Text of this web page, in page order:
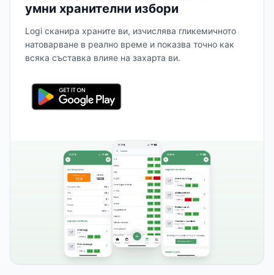
умни хранителни избори
Logi сканира храните ви, изчислява гликемичното
натоварване в реално време и показва точно как
всяка съставка влияе на захарта ви.